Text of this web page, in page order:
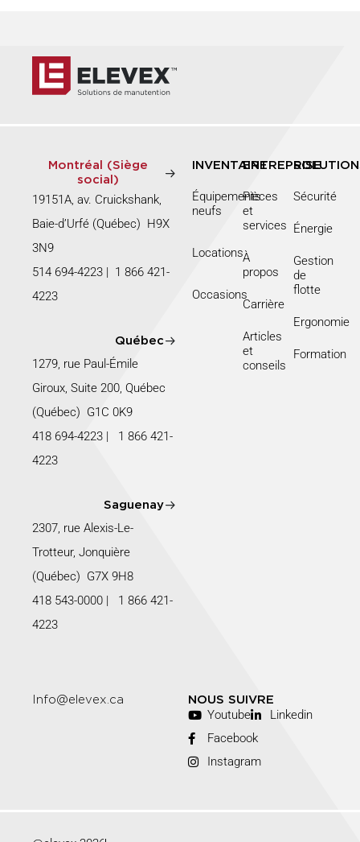
Montréal (Siège
social)
19151A, av. Cruickshank,
Baie-d’Urfé (Québec) H9X
3N9
514 694-4223 | 1 866 421-
4223
Québec
1279, rue Paul-Émile
Giroux, Suite 200, Québec
(Québec) G1C 0K9
418 694-4223 | 1 866 421-
4223
Saguenay
2307, rue Alexis-Le-
Trotteur, Jonquière
(Québec) G7X 9H8
418 543-0000 | 1 866 421-
4223
INVENTAIRE
Équipements
neufs
Locations
Occasions
ENTREPRISE
Pièces
et
services
À
propos
Carrière
Articles
et
conseils
Sécurité
Énergie
Gestion
de
flotte
Ergonomie
Formation
Info@elevex.ca NOUS SUIVRE
Youtube
Linkedin
Facebook
Instagram